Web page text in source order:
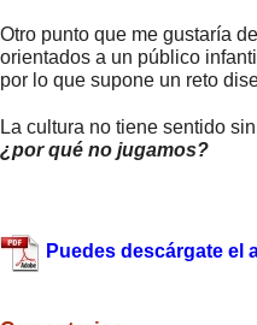
Otro punto que me gustaría
orientados a un público
por lo que supone un reto
La cultura no tiene sentido
¿por qué no jugamos?
Puedes descárgate el